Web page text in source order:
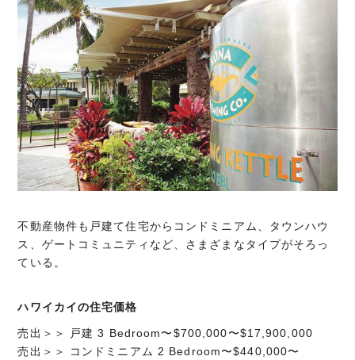
不動産物件も戸建て住宅からコンドミニアム、タウンハウ
ス、ゲートコミュニティなど、さまざまなタイプがそろっ
ている。
ハワイカイの住宅価格
売出＞＞ 戸建 3 Bedroom〜$700,000〜$17,900,000
売出＞＞ コンドミニアム 2 Bedroom〜$440,000〜